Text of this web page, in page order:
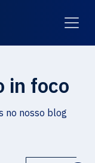
in foco
no nosso blog